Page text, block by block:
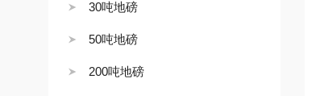
30吨地磅
50吨地磅
200吨地磅